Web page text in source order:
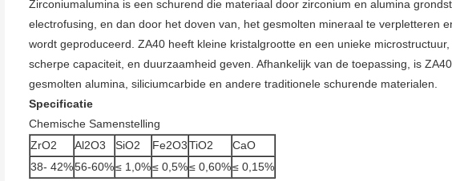
Zirconiumalumina is een schurend die materiaal door zirconium en alumina
electrofusing, en dan door het doven van, het gesmolten mineraal te verpletteren
wordt geproduceerd. ZA40 heeft kleine kristalgrootte en een unieke
scherpe capaciteit, en duurzaamheid geven. Afhankelijk van de toepassing, is
gesmolten alumina, siliciumcarbide en andere traditionele schurende materialen.
Specificatie
Chemische Samenstelling
ZrO2
Al2O3 SiO2 Fe2O3TiO2
CaO
38- 42%56-60%≤ 1,0%≤ 0,5%≤ 0,60%≤ 0,15%